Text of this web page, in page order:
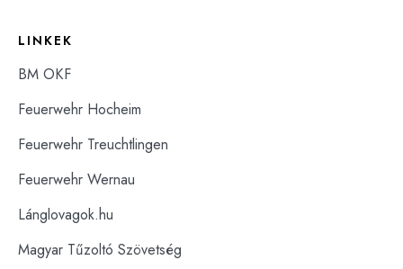
LINKEK
BM OKF
Feuerwehr Hocheim
Feuerwehr Treuchtlingen
Feuerwehr Wernau
Lánglovagok.hu
Magyar Tűzoltó Szövetség